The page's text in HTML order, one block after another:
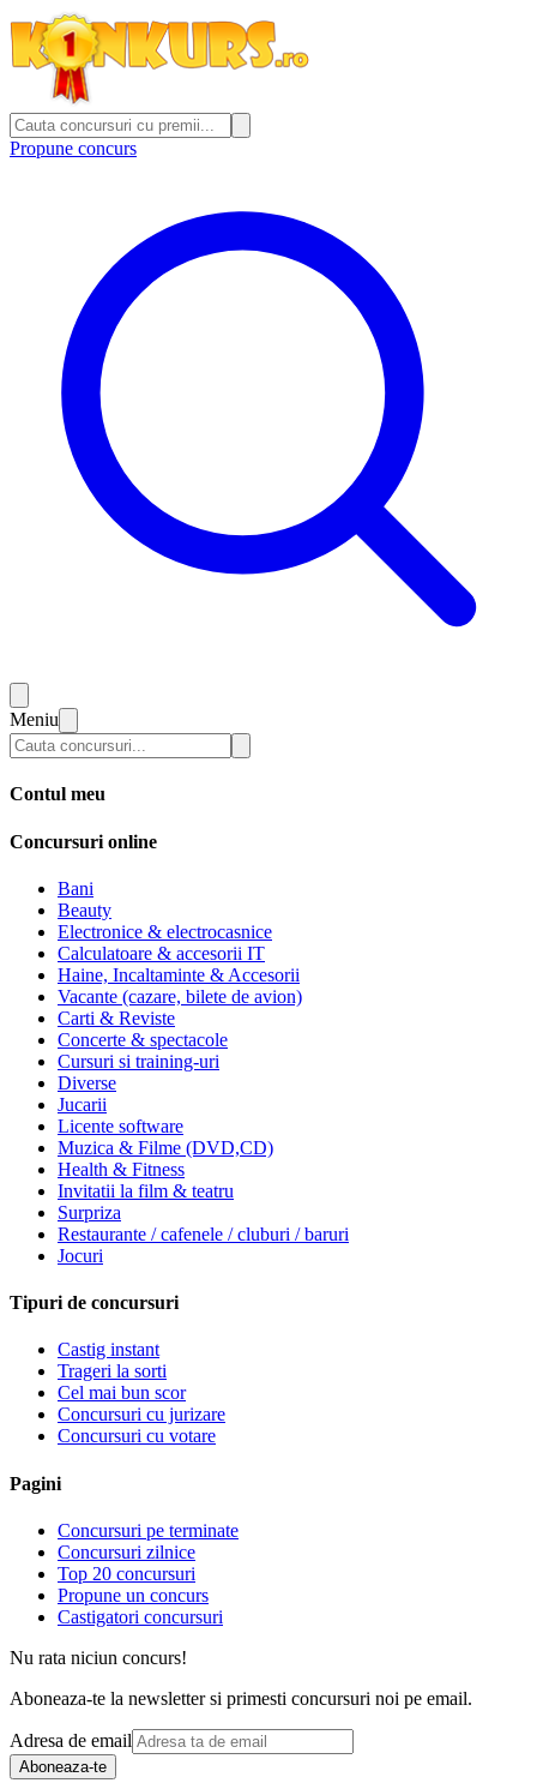
Propune concurs
Meniu
Contul meu
Concursuri online
Bani
Beauty
Electronice & electrocasnice
Calculatoare & accesorii IT
Haine, Incaltaminte & Accesorii
Vacante (cazare, bilete de avion)
Carti & Reviste
Concerte & spectacole
Cursuri si training-uri
Diverse
Jucarii
Licente software
Muzica & Filme (DVD,CD)
Health & Fitness
Invitatii la film & teatru
Surpriza
Restaurante / cafenele / cluburi / baruri
Jocuri
Tipuri de concursuri
Castig instant
Trageri la sorti
Cel mai bun scor
Concursuri cu jurizare
Concursuri cu votare
Pagini
Concursuri pe terminate
Concursuri zilnice
Top 20 concursuri
Propune un concurs
Castigatori concursuri
Nu rata niciun concurs!
Aboneaza-te la newsletter si primesti concursuri noi pe email.
Adresa de email
Aboneaza-te